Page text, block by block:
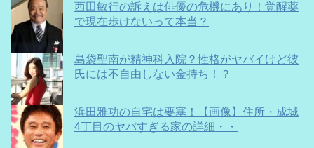
西田敏行の訴えは俳優の危機にあり！覚醒薬
で現在歩けないって本当？
島袋聖南が精神科入院？性格がヤバイけど彼
氏には不自由しない金持ち！？
浜田雅功の自宅は要塞！【画像】住所・成城
4丁目のヤバすぎる家の詳細・・